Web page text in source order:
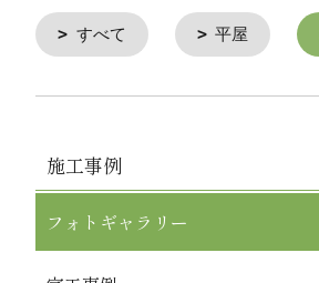
すべて 平屋
施工事例
フォトギャラリー